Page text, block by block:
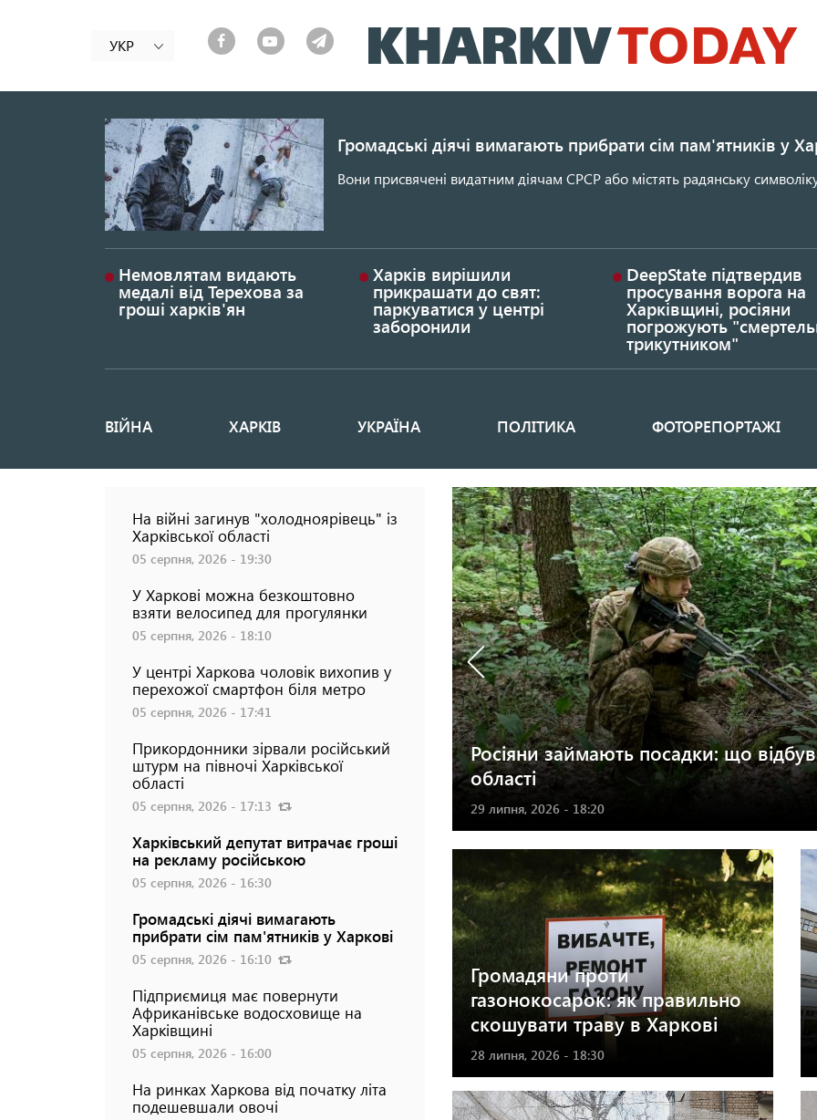
до
основного
УКР
Громадські діячі вимагають прибрати сім пам'ятників у
Вони присвячені видатним діячам СРСР або містять радянську
Немовлятам видають
медалі від Терехова за
гроші харків'ян
Харків вирішили
прикрашати до свят:
паркуватися у центрі
заборонили
DeepState підтвердив
просування ворога на
Харківщині, росіяни
погрожують
трикутником"
Основная
ВІЙНА ХАРКІВ УКРАЇНА ПОЛІТИКА ФОТОРЕПОРТАЖІ
На війні загинув "холодноярівець" із
Харківської області
05 серпня, 2026 - 19:30
У Харкові можна безкоштовно
взяти велосипед для прогулянки
05 серпня, 2026 - 18:10
У центрі Харкова чоловік вихопив у
перехожої смартфон біля метро
05 серпня, 2026 - 17:41
Прикордонники зірвали російський
штурм на півночі Харківської
області
05 серпня, 2026 - 17:13
Харківський депутат витрачає гроші
на рекламу російською
05 серпня, 2026 - 16:30
Громадські діячі вимагають
прибрати сім пам'ятників у Харкові
05 серпня, 2026 - 16:10
Підприємиця має повернути
Африканівське водосховище на
Харківщині
05 серпня, 2026 - 16:00
На ринках Харкова від початку літа
подешевшали овочі
не буде: наслідки найбільшої атаки на
Росіяни займають посадки: що
області
29 липня, 2026 - 18:20
Громадяни проти
газонокосарок: як правильно
скошувати траву в Харкові
28 липня, 2026 - 18:30